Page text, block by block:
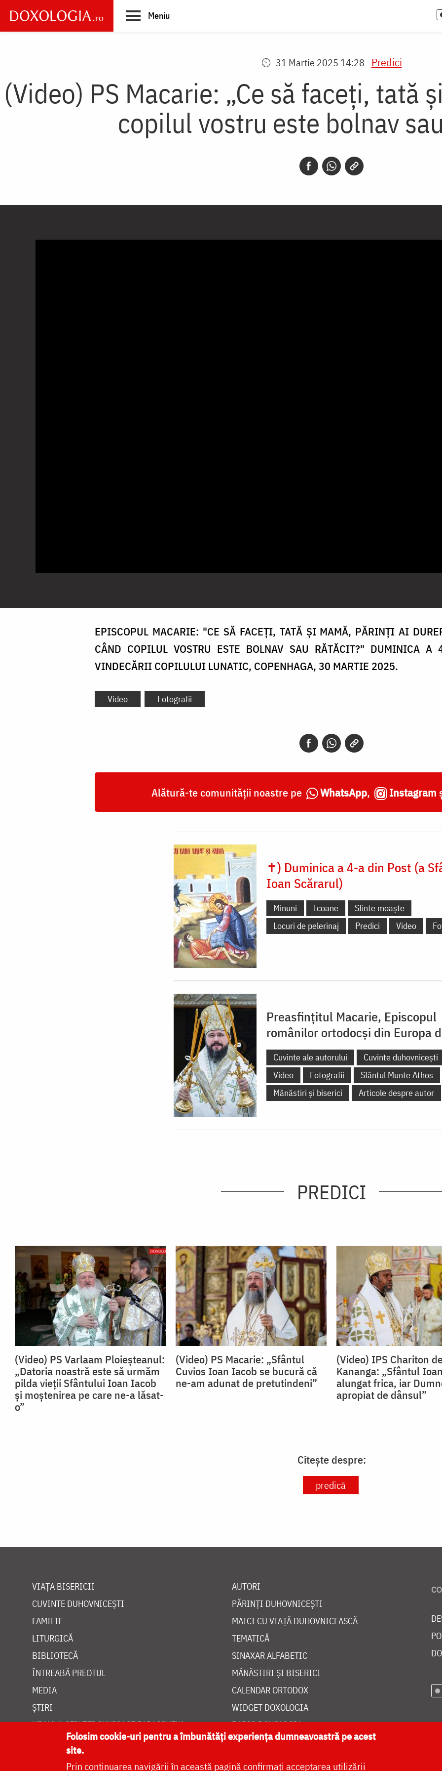
main
Meniu
31 Martie 2025 14:28 Predici
(Video) PS Macarie: „Ce să faceți, tată
copilul vostru este bolnav
EPISCOPUL MACARIE: "CE SĂ FACEȚI, TATĂ ȘI MAMĂ, PĂRINȚI AI
CÂND COPILUL VOSTRU ESTE BOLNAV SAU RĂTĂCIT?" DUMINICA
VINDECĂRII COPILULUI LUNATIC, COPENHAGA, 30 MARTIE 2025.
Video Fotografii
Alătură-te comunității noastre pe WhatsApp, Instagram
✝) Duminica a 4-a din Post (a
Ioan Scărarul)
Minuni Icoane
Sfinte moaște
Locuri de pelerinaj
Predici Video
Preasfințitul Macarie, Episcopul
românilor ortodocși din Europa
Cuvinte ale autorului Cuvinte duhovnicești
Video
Fotografii
Sfântul Munte Athos
Mănăstiri și biserici
Articole despre autor
PREDICI
(Video) PS Varlaam Ploieșteanul:
„Datoria noastră este să urmăm
pilda vieții Sfântului Ioan Iacob
și moștenirea pe care ne-a lăsat-
o”
(Video) PS Macarie: „Sfântul
Cuvios Ioan Iacob se bucură că
ne-am adunat de pretutindeni”
(Video) IPS Chariton
Kananga: „Sfântul
alungat frica, iar
apropiat de dânsul”
Citește despre:
predică
VIAȚA BISERICII
CUVINTE DUHOVNICEȘTI
FAMILIE
LITURGICĂ
BIBLIOTECĂ
ÎNTREABĂ PREOTUL
MEDIA
ȘTIRI
HRAMUL SFINTEI CUVIOASE PARASCHEVA
AUTORI
PĂRINȚI DUHOVNICEȘTI
MAICI CU VIAȚĂ DUHOVNICEASCĂ
TEMATICĂ
SINAXAR ALFABETIC
MĂNĂSTIRI ȘI BISERICI
CALENDAR ORTODOX
WIDGET DOXOLOGIA
RADIO DOXOLOGIA
Folosim cookie-uri pentru a îmbunătăți experiența dumneavoastră pe acest
site.
Prin continuarea navigării în această pagină confirmați acceptarea utilizării